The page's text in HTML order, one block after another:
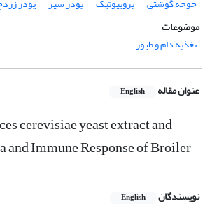
جوجه گوشتی
پروبیوتیک پودر سیر پودر
موضوعات
تغذیه دام و طیور
عنوان مقاله English
cerevisiae yeast extract and
Immune Response of Broiler
نویسندگان English